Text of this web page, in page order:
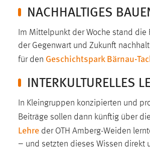
NACHHALTIGES
Im Mittelpunkt der Woche stand
der Gegenwart und Zukunft
für den Geschichtspark Bärnau-
INTERKULTURELLES
In Kleingruppen konzipierten und
Beiträge sollen dann künftig über
Lehre der OTH Amberg-Weiden
– und setzten dieses Wissen direkt
Website erforderlich.
Einverständnis
Name:
ausgewählten
Cookie Laufzeit:
Performance